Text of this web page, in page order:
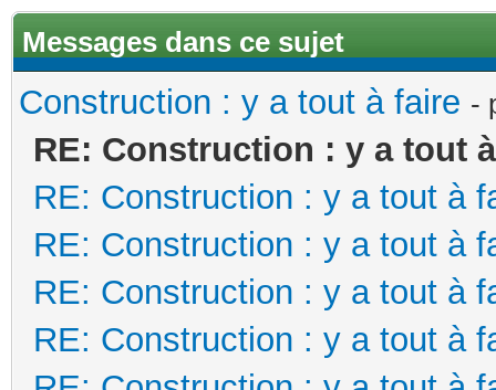
Messages dans ce sujet
Construction : y a tout à faire -
RE: Construction : y a tout
RE: Construction : y a tout à
RE: Construction : y a tout à
RE: Construction : y a tout à
RE: Construction : y a tout à